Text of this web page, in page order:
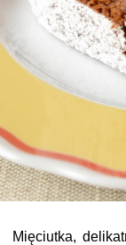
Mięciutka,